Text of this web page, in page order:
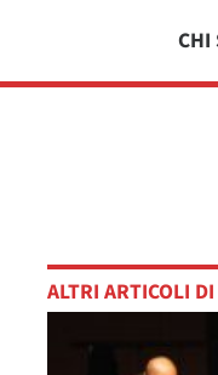
CHI
ALTRI ARTICOLI DI